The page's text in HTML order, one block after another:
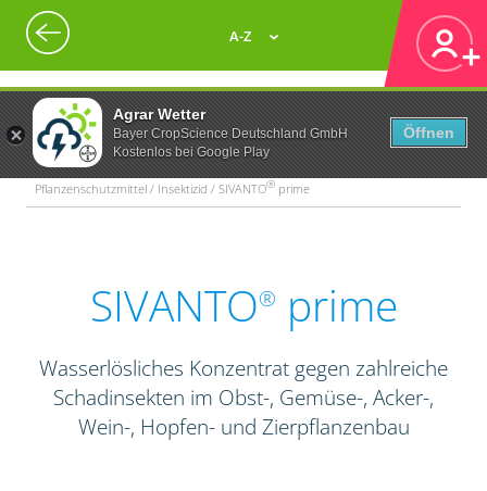
Agrar Wetter
Bayer CropScience Deutschland GmbH
Kostenlos bei Google Play
Öffnen
A-Z
Pflanzenschutzmittel / Insektizid / SIVANTO® prime
SIVANTO® prime
Wasserlösliches Konzentrat gegen zahlreiche
Schadinsekten im Obst-, Gemüse-, Acker-,
Wein-, Hopfen- und Zierpflanzenbau